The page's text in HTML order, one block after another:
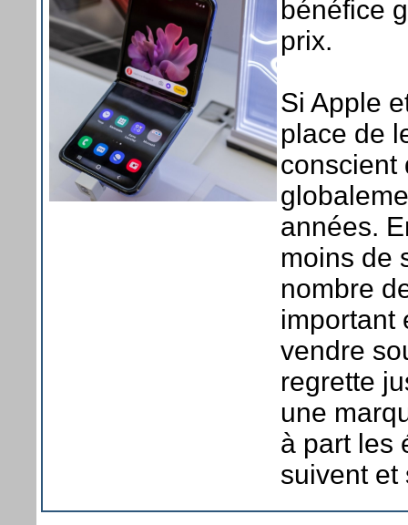
bénéfice
prix.
Si Apple
place de
conscient
années.
moins de
nombre
important
vendre
regrette
une
à part les
suivent et